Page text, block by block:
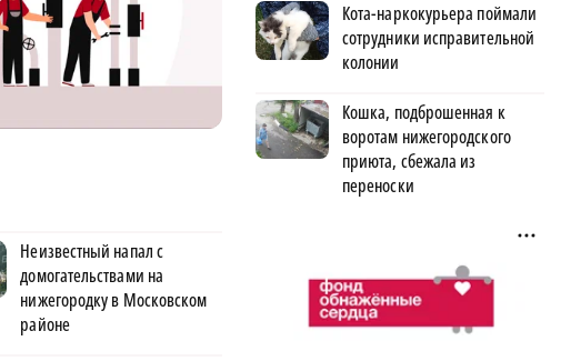
Неизвестный напал с
домогательствами на
нижегородку в Московском
районе
Кота-наркокурьера поймали
сотрудники исправительной
колонии
Кошка, подброшенная к
воротам нижегородского
приюта, сбежала из
переноски